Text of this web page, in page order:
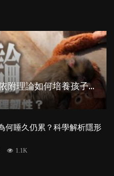
從
小獼猴Panchi 看：依附理論如何培養孩子心理韌性？
何睡久仍累？科學解析隱形
1.1K